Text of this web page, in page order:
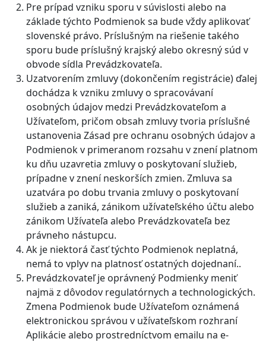
Pre prípad vzniku sporu v súvislosti alebo na
základe týchto Podmienok sa bude vždy aplikovať
slovenské právo. Príslušným na riešenie takého
sporu bude príslušný krajský alebo okresný súd v
obvode sídla Prevádzkovateľa.
Uzatvorením zmluvy (dokončením registrácie) ďalej
dochádza k vzniku zmluvy o spracovávaní
osobných údajov medzi Prevádzkovateľom a
Užívateľom, pričom obsah zmluvy tvoria príslušné
ustanovenia Zásad pre ochranu osobných údajov a
Podmienok v primeranom rozsahu v znení platnom
ku dňu uzavretia zmluvy o poskytovaní služieb,
prípadne v znení neskorších zmien. Zmluva sa
uzatvára po dobu trvania zmluvy o poskytovaní
služieb a zaniká, zánikom užívateľského účtu alebo
zánikom Užívateľa alebo Prevádzkovateľa bez
právneho nástupcu.
Ak je niektorá časť týchto Podmienok neplatná,
nemá to vplyv na platnosť ostatných dojednaní..
Prevádzkovateľ je oprávnený Podmienky meniť
najmä z dôvodov regulatórnych a technologických.
Zmena Podmienok bude Užívateľom oznámená
elektronickou správou v užívateľskom rozhraní
Aplikácie alebo prostredníctvom emailu na e-